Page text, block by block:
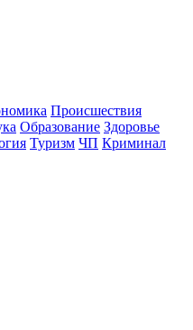
Происшествия
Образование Здоровье
Туризм ЧП Криминал